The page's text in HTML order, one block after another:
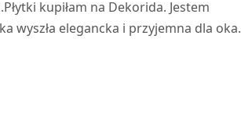
kupiłam na Dekorida. Jestem
wyszła elegancka i przyjemna dla oka.